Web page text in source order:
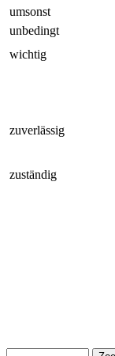
umsonst
unbedingt
wichtig
zuverlässig
zuständig